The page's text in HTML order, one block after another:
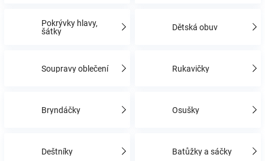
Těhotenské
Pokrývky hlavy,
šátky
Dětská obuv
Soupravy oblečení Rukavičky
Bryndáčky Osušky
Deštníky Batůžky a sáčky